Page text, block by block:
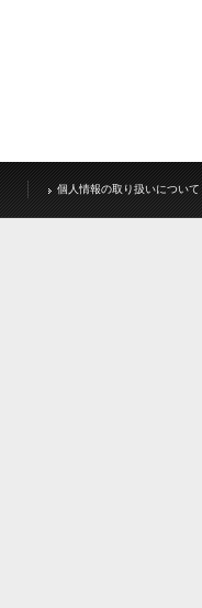
個人情報の取り扱いについて